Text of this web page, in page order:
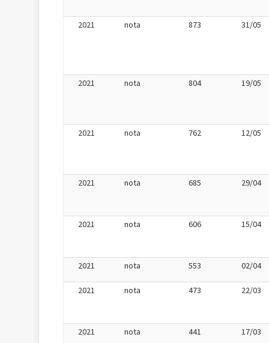
2021 nota 873 31/05
2021 nota 804 19/05
2021 nota 762 12/05
2021 nota 685 29/04
2021 nota 606 15/04
2021 nota 553 02/04
2021 nota 473 22/03
2021 nota 441 17/03